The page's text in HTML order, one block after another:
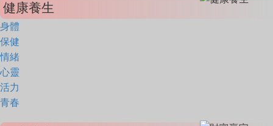
健康養生
身體
保健
情緒
心靈
活力
青春